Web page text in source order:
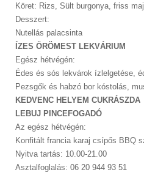
Köret: Rizs, Sült burgonya, friss
Desszert:
Nutellás palacsinta
ÍZES ÖRÖMEST LEKVÁRIUM
Egész hétvégén:
Édes és sós lekvárok ízlelgetése,
Pezsgők és habzó bor kóstolás,
KEDVENC HELYEM CUKRÁSZDA
LEBUJ PINCEFOGADÓ
Az egész hétvégén:
Konfitált francia karaj csípős BBQ
Nyitva tartás: 10.00-21.00
Asztalfoglalás: 06 20 944 93 51